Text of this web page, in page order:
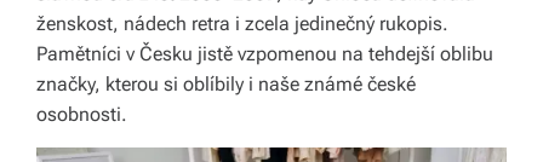
ženskost, nádech retra i zcela jedinečný rukopis.
Pamětníci v Česku jistě vzpomenou na tehdejší oblibu
značky, kterou si oblíbily i naše známé české
osobnosti.